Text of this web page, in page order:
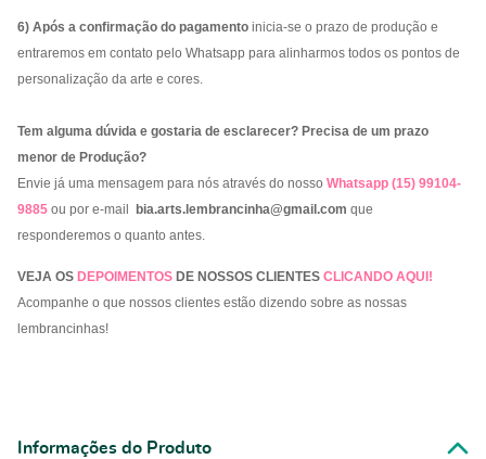
6) Após a confirmação do pagamento inicia-se o prazo de produção e
entraremos em contato pelo Whatsapp para alinharmos todos os pontos de
personalização da arte e cores.
Tem alguma dúvida e gostaria de esclarecer? Precisa de um prazo
menor de Produção?
Envie já uma mensagem para nós através do nosso Whatsapp (15) 99104-
9885 ou por e-mail bia.arts.lembrancinha@gmail.com que
responderemos o quanto antes.
VEJA OS DEPOIMENTOS DE NOSSOS CLIENTES CLICANDO AQUI!
Acompanhe o que nossos clientes estão dizendo sobre as nossas
lembrancinhas!
Informações do Produto